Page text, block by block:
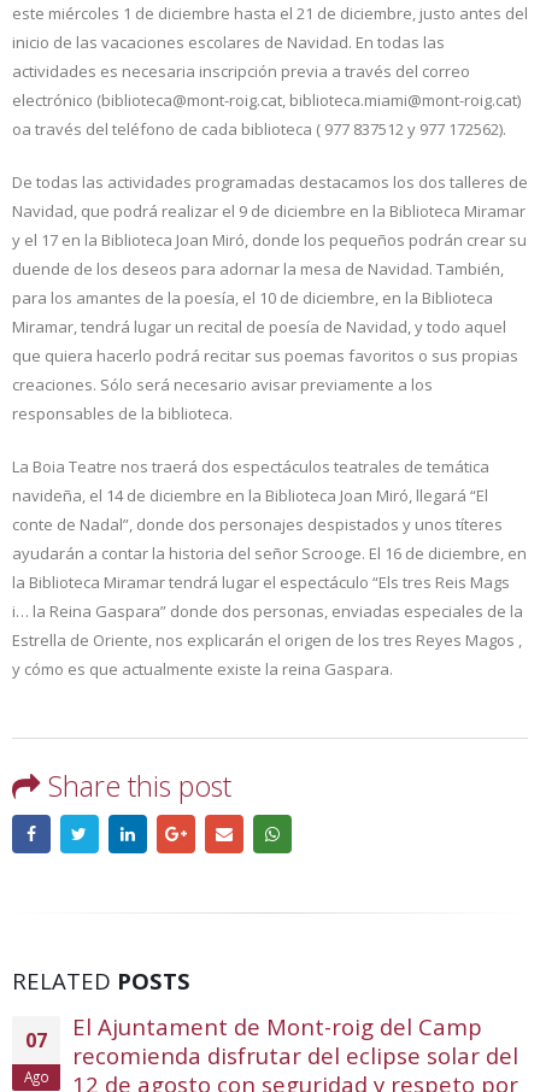
este miércoles 1 de diciembre hasta el 21 de diciembre, justo antes del
inicio de las vacaciones escolares de Navidad. En todas las
actividades es necesaria inscripción previa a través del correo
electrónico (biblioteca@mont-roig.cat, biblioteca.miami@mont-roig.cat)
oa través del teléfono de cada biblioteca ( 977 837512 y 977 172562).
De todas las actividades programadas destacamos los dos talleres de
Navidad, que podrá realizar el 9 de diciembre en la Biblioteca Miramar
y el 17 en la Biblioteca Joan Miró, donde los pequeños podrán crear su
duende de los deseos para adornar la mesa de Navidad. También,
para los amantes de la poesía, el 10 de diciembre, en la Biblioteca
Miramar, tendrá lugar un recital de poesía de Navidad, y todo aquel
que quiera hacerlo podrá recitar sus poemas favoritos o sus propias
creaciones. Sólo será necesario avisar previamente a los
responsables de la biblioteca.
La Boia Teatre nos traerá dos espectáculos teatrales de temática
navideña, el 14 de diciembre en la Biblioteca Joan Miró, llegará “El
conte de Nadal”, donde dos personajes despistados y unos títeres
ayudarán a contar la historia del señor Scrooge. El 16 de diciembre, en
la Biblioteca Miramar tendrá lugar el espectáculo “Els tres Reis Mags
i… la Reina Gaspara” donde dos personas, enviadas especiales de la
Estrella de Oriente, nos explicarán el origen de los tres Reyes Magos ,
y cómo es que actualmente existe la reina Gaspara.
Share this post
RELATED POSTS
07
Ago
El Ajuntament de Mont-roig del Camp
recomienda disfrutar del eclipse solar del
12 de agosto con seguridad y respeto por